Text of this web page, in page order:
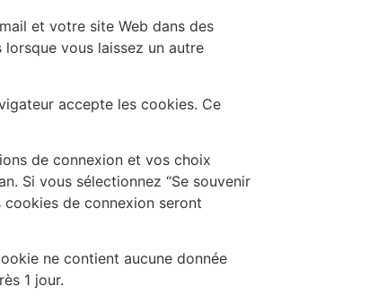
et votre site Web dans des
vous laissez un autre
accepte les cookies. Ce
de connexion et vos choix
Si vous sélectionnez “Se souvenir
de connexion seront
ne contient aucune donnée
1 jour.